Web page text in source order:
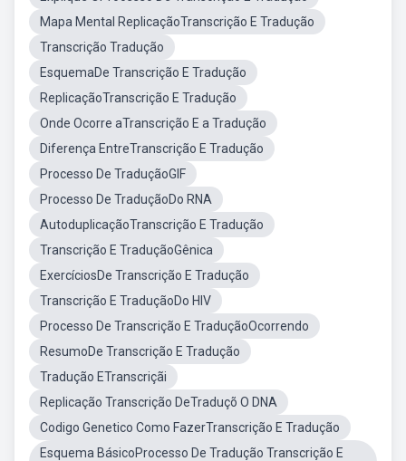
Mapa Mental ReplicaçãoTranscrição E Tradução
Transcrição Tradução
EsquemaDe Transcrição E Tradução
ReplicaçãoTranscrição E Tradução
Onde Ocorre aTranscrição E a Tradução
Diferença EntreTranscrição E Tradução
Processo De TraduçãoGIF
Processo De TraduçãoDo RNA
AutoduplicaçãoTranscrição E Tradução
Transcrição E TraduçãoGênica
ExercíciosDe Transcrição E Tradução
Transcrição E TraduçãoDo HIV
Processo De Transcrição E TraduçãoOcorrendo
ResumoDe Transcrição E Tradução
Tradução ETranscriçãi
Replicação Transcrição DeTraduçõ O DNA
Codigo Genetico Como FazerTranscrição E Tradução
Esquema BásicoProcesso De Tradução Transcrição E